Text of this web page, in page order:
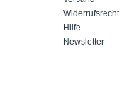
Widerrufsrecht
Hilfe
Newsletter